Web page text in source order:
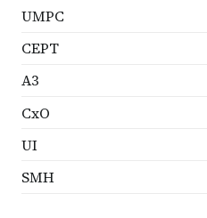
UMPC
CEPT
A3
CxO
UI
SMH